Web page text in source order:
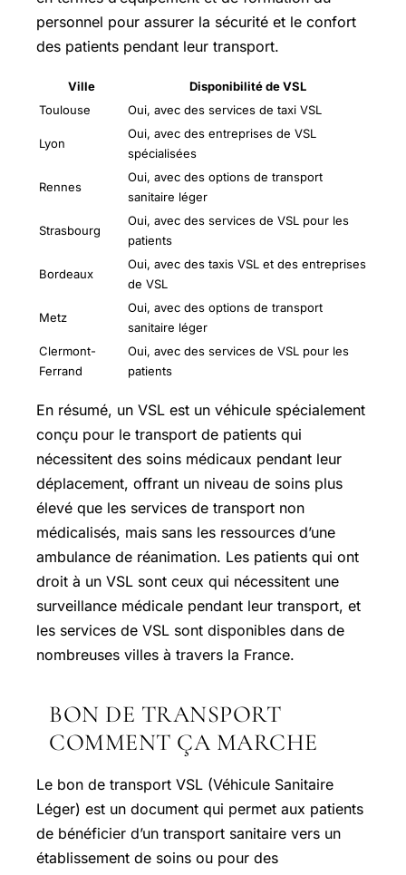
personnel pour assurer la sécurité et le confort
des patients pendant leur transport.
Ville
Disponibilité de VSL
Toulouse
Oui, avec des services de taxi VSL
Lyon
Oui, avec des entreprises de VSL
spécialisées
Rennes
Oui, avec des options de transport
sanitaire léger
Strasbourg
Oui, avec des services de VSL pour les
patients
Bordeaux
Oui, avec des taxis VSL et des entreprises
de VSL
Metz
Oui, avec des options de transport
sanitaire léger
Clermont-
Ferrand
Oui, avec des services de VSL pour les
patients
En résumé, un VSL est un véhicule spécialement
conçu pour le transport de patients qui
nécessitent des soins médicaux pendant leur
déplacement, offrant un niveau de soins plus
élevé que les services de transport non
médicalisés, mais sans les ressources d’une
ambulance de réanimation. Les patients qui ont
droit à un VSL sont ceux qui nécessitent une
surveillance médicale pendant leur transport, et
les services de VSL sont disponibles dans de
nombreuses villes à travers la France.
BON DE TRANSPORT
COMMENT ÇA MARCHE
Le bon de transport VSL (Véhicule Sanitaire
Léger) est un document qui permet aux patients
de bénéficier d’un transport sanitaire vers un
établissement de soins ou pour des